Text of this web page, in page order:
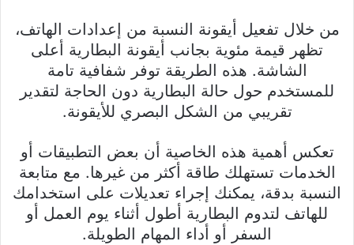
من خلال تفعيل أيقونة النسبة من إعدادات الهاتف،
تظهر قيمة مئوية بجانب أيقونة البطارية أعلى
الشاشة. هذه الطريقة توفر شفافية تامة
للمستخدم حول حالة البطارية دون الحاجة لتقدير
تقريبي من الشكل البصري للأيقونة.
تعكس أهمية هذه الخاصية أن بعض التطبيقات أو
الخدمات تستهلك طاقة أكثر من غيرها. مع متابعة
النسبة بدقة، يمكنك إجراء تعديلات على استخدامك
للهاتف لتدوم البطارية أطول أثناء يوم العمل أو
السفر أو أداء المهام الطويلة.